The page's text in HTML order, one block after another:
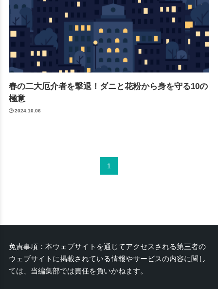
春の二大厄介者を撃退！ダニと花粉から身を守る10の
極意
2024.10.06
1
免責事項：本ウェブサイトを通じてアクセスされる第三者の
ウェブサイトに掲載されている情報やサービスの内容に関し
ては、当編集部では責任を負いかねます。